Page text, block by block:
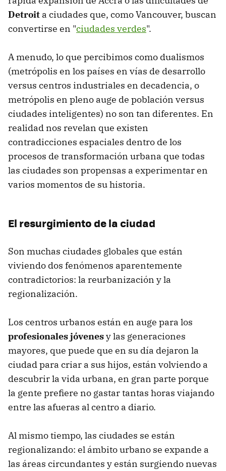
Detroit a ciudades que, como Vancouver, buscan
convertirse en "ciudades verdes".
A menudo, lo que percibimos como dualismos
(metrópolis en los países en vías de desarrollo
versus centros industriales en decadencia, o
metrópolis en pleno auge de población versus
ciudades inteligentes) no son tan diferentes. En
realidad nos revelan que existen
contradicciones espaciales dentro de los
procesos de transformación urbana que todas
las ciudades son propensas a experimentar en
varios momentos de su historia.
El resurgimiento de la ciudad
Son muchas ciudades globales que están
viviendo dos fenómenos aparentemente
contradictorios: la reurbanización y la
regionalización.
Los centros urbanos están en auge para los
profesionales jóvenesy las generaciones
mayores, que puede que en su día dejaron la
ciudad para criar a sus hijos, están volviendo a
descubrir la vida urbana, en gran parte porque
la gente prefiere no gastar tantas horas viajando
entre las afueras al centro a diario.
Al mismo tiempo, las ciudades se están
regionalizando: el ámbito urbano se expande a
las áreas circundantes y están surgiendo nuevas